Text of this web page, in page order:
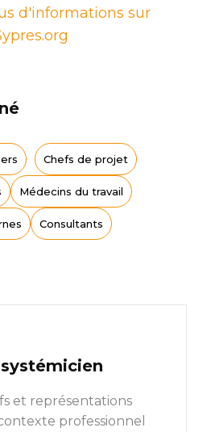
d'informations sur
Chefs de projet
Médecins du travail
Consultants
et représentations
professionnel